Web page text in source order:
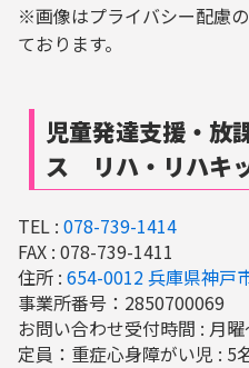
※画像はプライバシー配慮
ております。
児童発達支援・放
ス リハ・リハキ
TEL : 078-739-1414
FAX : 078-739-1411
住所 : 654-0012 兵庫県神戸
事業所番号：2850700069
お問い合わせ受付時間 : 月
定員：重症心身障がい児 : 5